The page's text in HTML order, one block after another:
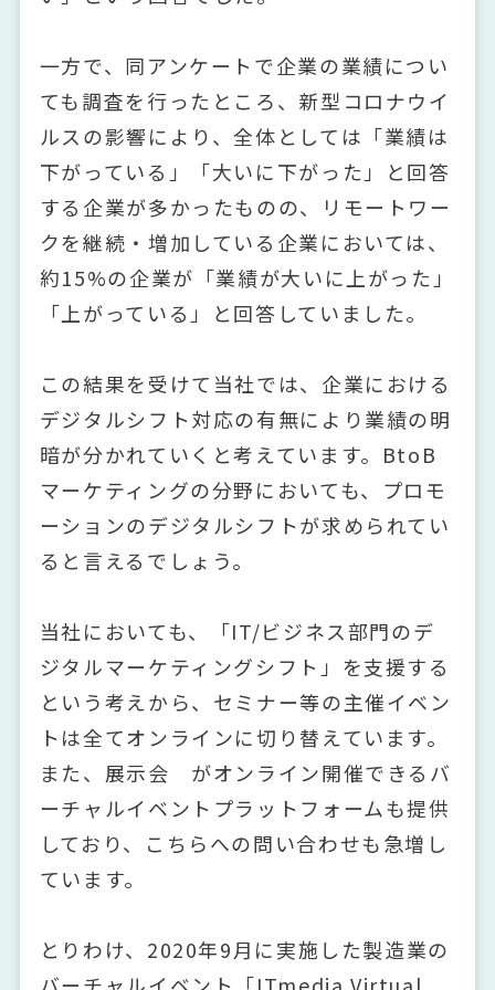
一方で、同アンケートで企業の業績につい
ても調査を行ったところ、新型コロナウイ
ルスの影響により、全体としては「業績は
下がっている」「大いに下がった」と回答
する企業が多かったものの、リモートワー
クを継続・増加している企業においては、
約15%の企業が「業績が大いに上がった」
「上がっている」と回答していました。
この結果を受けて当社では、企業における
デジタルシフト対応の有無により業績の明
暗が分かれていくと考えています。BtoB
マーケティングの分野においても、プロモ
ーションのデジタルシフトが求められてい
ると言えるでしょう。
当社においても、「IT/ビジネス部門のデ
ジタルマーケティングシフト」を支援する
という考えから、セミナー等の主催イベン
トは全てオンラインに切り替えています。
また、展示会 がオンライン開催できるバ
ーチャルイベントプラットフォームも提供
しており、こちらへの問い合わせも急増し
ています。
とりわけ、2020年9月に実施した製造業の